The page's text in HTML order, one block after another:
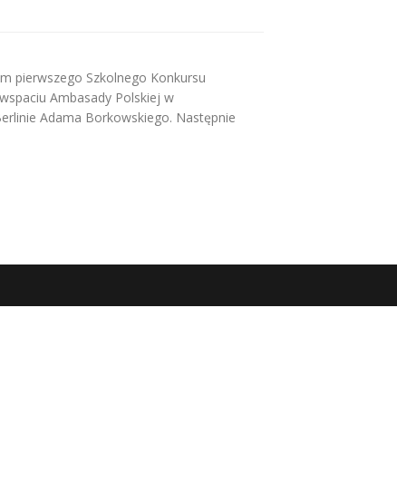
pierwszego Szkolnego Konkursu
Ambasady Polskiej w
Adama Borkowskiego. Następnie